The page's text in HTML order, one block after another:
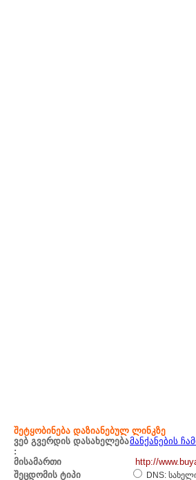
შეტყობინება დაზიანებულ ლინკზე
ვებ გვერდის დასახელება
:
მანქანების
მისამართი
http://
შეცდომის ტიპი
DNS: